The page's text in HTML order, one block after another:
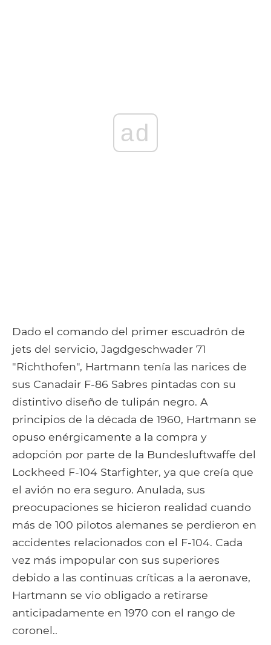
ad
Dado el comando del primer escuadrón de
jets del servicio, Jagdgeschwader 71
"Richthofen", Hartmann tenía las narices de
sus Canadair F-86 Sabres pintadas con su
distintivo diseño de tulipán negro. A
principios de la década de 1960, Hartmann se
opuso enérgicamente a la compra y
adopción por parte de la Bundesluftwaffe del
Lockheed F-104 Starfighter, ya que creía que
el avión no era seguro. Anulada, sus
preocupaciones se hicieron realidad cuando
más de 100 pilotos alemanes se perdieron en
accidentes relacionados con el F-104. Cada
vez más impopular con sus superiores
debido a las continuas críticas a la aeronave,
Hartmann se vio obligado a retirarse
anticipadamente en 1970 con el rango de
coronel..